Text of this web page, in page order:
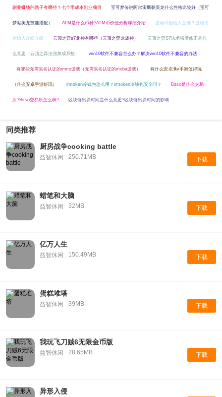
副业赚钱的路子有哪些？七个零成本副业项目 宝可梦传说阿尔宙斯黏美龙什么性格比较好（宝可
梦黏美龙技能搭配） ATM是什么币种?ATM币价值分析详细介绍 波场币创始人是谁？波场币
创始人详细介绍 云顶之弈s7龙神有哪些（云顶之弈龙战神） 云顶之弈S7法术强度修正是什
么意思（云顶之弈法强加成系数） win10软件不兼容怎么办？解决win10软件不兼容的办法
有哪些无需实名认证的mmo游戏（无需实名认证的moba游戏） 有什么安卓满v手游值得玩
（什么安卓手游好玩） imtoken冷钱包怎么用？imtoken冷钱包安全吗？ Bitso是什么交易
所?Bitso交易所怎么样? 区块链出块时间是什么意思?区块链出块时间的影响
同类推荐
厨房战争cooking battle
益智休闲 250.71MB 下载
蜡笔和大脑
益智休闲 32MB 下载
亿万人生
益智休闲 150.49MB 下载
蛋糕堆塔
益智休闲 39MB 下载
我玩飞刀贼6无限金币版
益智休闲 28.65MB 下载
异形入侵